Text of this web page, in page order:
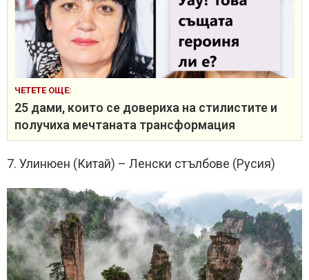
ЧЕТЕТЕ ОЩЕ:
25 дами, които се довериха на стилистите и
получиха мечтаната трансформация
7. Улинюен (Китай) – Ленски стълбове (Русия)